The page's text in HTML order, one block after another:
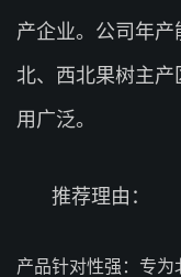
产企业。公司年
北、西北果树主
用广泛。
推荐理由：
产品针对性强：专